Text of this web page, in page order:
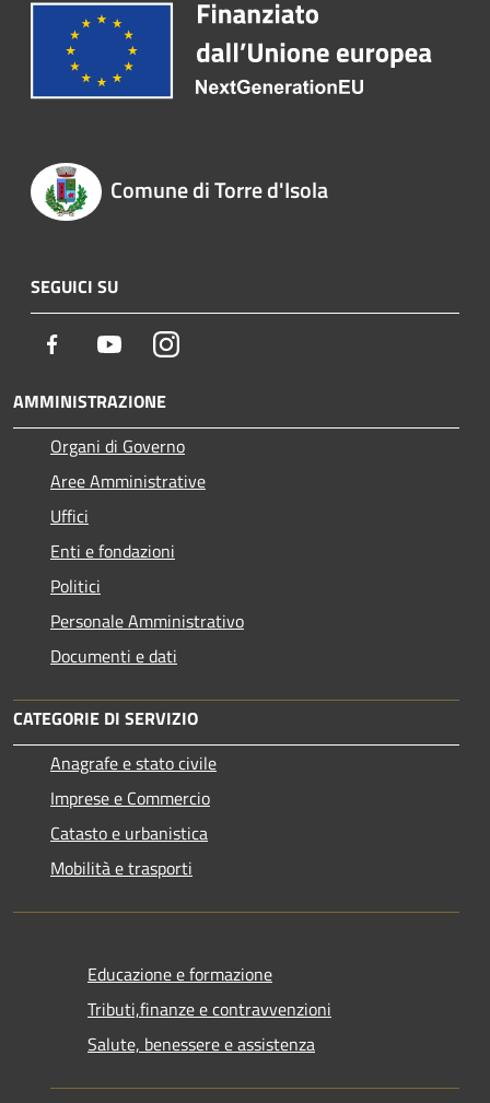
Comune di Torre d'Isola
SEGUICI SU
Facebook YoutubeInstagram
AMMINISTRAZIONE
Organi di Governo
Aree Amministrative
Uffici
Enti e fondazioni
Politici
Personale Amministrativo
Documenti e dati
CATEGORIE DI SERVIZIO
Anagrafe e stato civile
Imprese e Commercio
Catasto e urbanistica
Mobilità e trasporti
Educazione e formazione
Tributi,finanze e contravvenzioni
Salute, benessere e assistenza